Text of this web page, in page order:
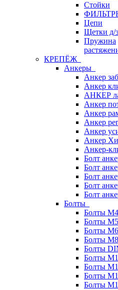
Стойки
Цепи
Щетки д/
Пружина
КРЕПЁЖ
Анкеры
Анкер
Анкер
АНКЕР
Анкер
Анкер
Анкер
Анкер
Анкер
Анкер-
Болт
Болт
Болт
Болт
Болт
Болты
Болты
Болты
Болты
Болты
Болты
Болты
Болты
Болты
Болты